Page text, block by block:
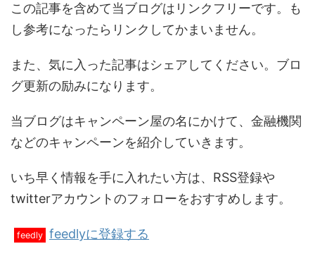
この記事を含めて当ブログはリンクフリーです。も
し参考になったらリンクしてかまいません。
また、気に入った記事はシェアしてください。ブロ
グ更新の励みになります。
当ブログはキャンペーン屋の名にかけて、金融機関
などのキャンペーンを紹介していきます。
いち早く情報を手に入れたい方は、RSS登録や
twitterアカウントのフォローをおすすめします。
feedly feedlyに登録する